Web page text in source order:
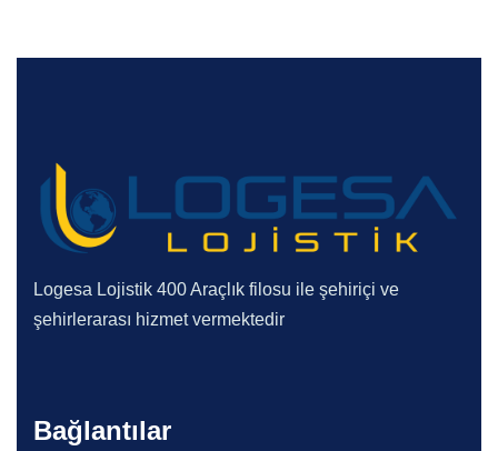
Logesa Lojistik 400 Araçlık filosu ile şehiriçi ve
şehirlerarası hizmet vermektedir
Bağlantılar